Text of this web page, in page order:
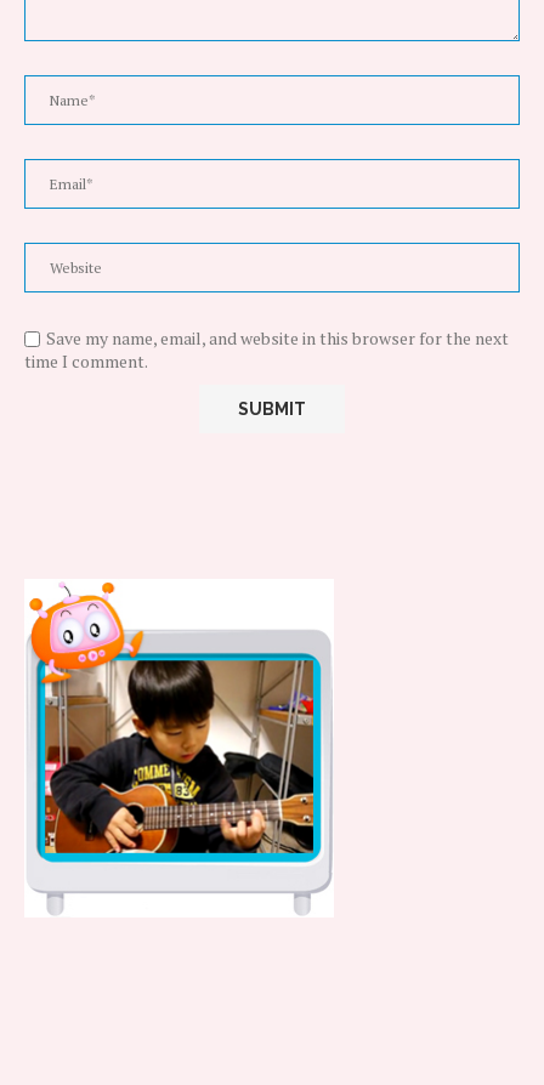
Save my name, email, and website in this browser for the next
time I comment.